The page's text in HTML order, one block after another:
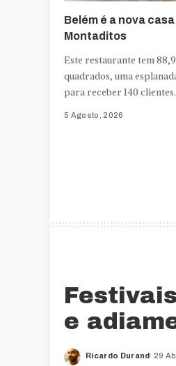
Belém é a nova
Montaditos
Este restaurante tem
quadrados, uma
para receber 140 clientes.
5 Agosto, 2026
e
Posted
Ricardo Durand 29